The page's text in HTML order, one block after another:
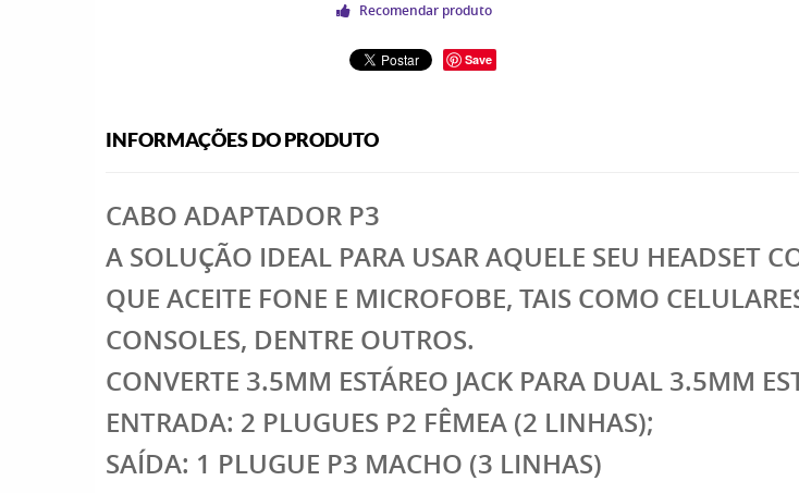
Recomendar produto
Save
INFORMAÇÕES DO PRODUTO
CABO ADAPTADOR P3
A SOLUÇÃO IDEAL PARA USAR AQUELE SEU HEADSET
QUE ACEITE FONE E MICROFOBE, TAIS COMO
CONSOLES, DENTRE OUTROS.
CONVERTE 3.5MM ESTÁREO JACK PARA DUAL 3.5MM
ENTRADA: 2 PLUGUES P2 FÊMEA (2 LINHAS);
SAÍDA: 1 PLUGUE P3 MACHO (3 LINHAS)